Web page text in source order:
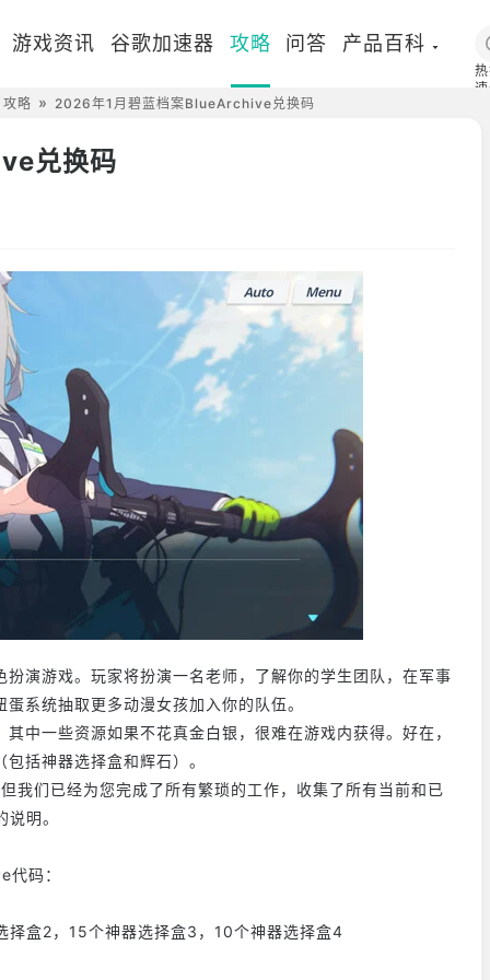
游戏资讯 谷歌加速器 攻略 问答 产品百科
略 2026年1月碧蓝档案BlueArchive兑换码
兑换码
演游戏。玩家将扮演一名老师，了解你的学生团队，在军事
系统抽取更多动漫女孩加入你的队伍。
中一些资源如果不花真金白银，很难在游戏内获得。好在，
括神器选择盒和辉石）。
们已经为您完成了所有繁琐的工作，收集了所有当前和已
明。
码：
盒2，15个神器选择盒3，10个神器选择盒4